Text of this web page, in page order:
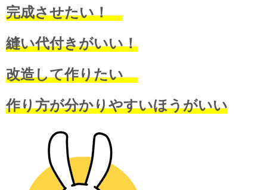
完成させたい！
縫い代付きがいい！
改造して作りたい
作り方が分かりやすいほうがいい